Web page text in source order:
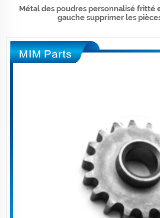
Métal des poudres personnalisé fritté
gauche supprimer les